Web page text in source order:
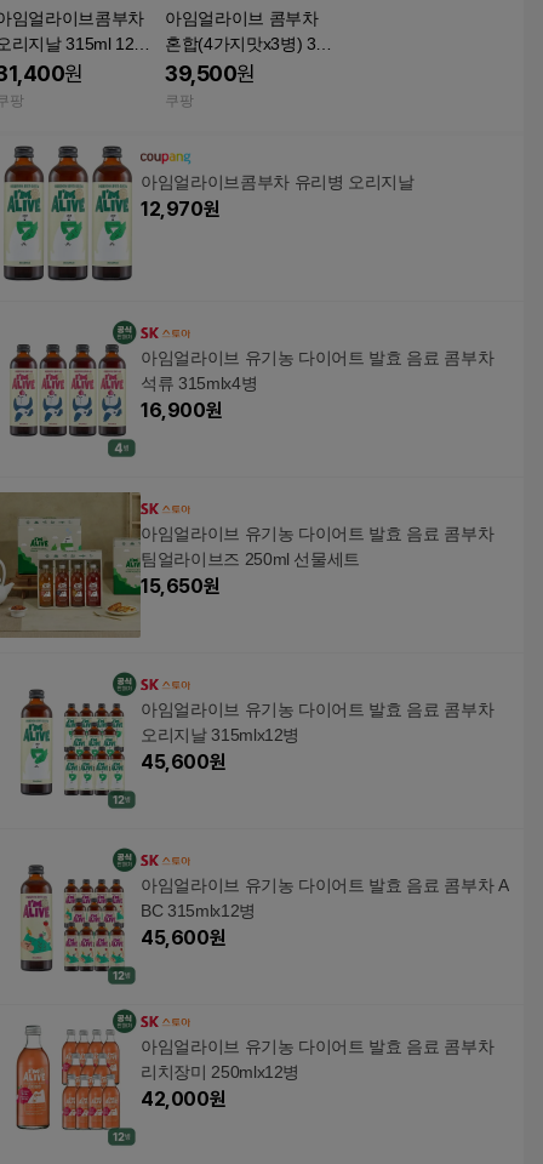
임얼라이브콤부차
리지날 315ml 12개
리병 패키지
원
팡
아임얼라이브 콤부차
혼합(4가지맛x3병) 315
ml 12개
39,500원
쿠팡
아임얼라이브콤부차 유리병 오리지날
12,970원
아임얼라이브 유기농 다이어트 발효 음료 콤부차
석류 315mlx4병
16,900원
아임얼라이브 유기농 다이어트 발효 음료 콤부차
팀얼라이브즈 250ml 선물세트
15,650원
아임얼라이브 유기농 다이어트 발효 음료 콤부차
오리지날 315mlx12병
45,600원
아임얼라이브 유기농 다이어트 발효 음료 콤부차 A
BC 315mlx12병
45,600원
아임얼라이브 유기농 다이어트 발효 음료 콤부차
리치장미 250mlx12병
42,000원